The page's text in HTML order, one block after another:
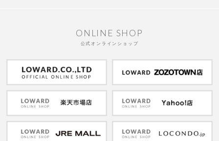
ONLINE SHOP
公式オンラインショップ